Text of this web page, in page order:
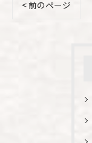
< 前のページ